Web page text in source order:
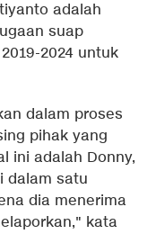
adalah
suap
2024 untuk
dalam proses
pihak yang
ini adalah Donny,
dalam satu
dia menerima
kata